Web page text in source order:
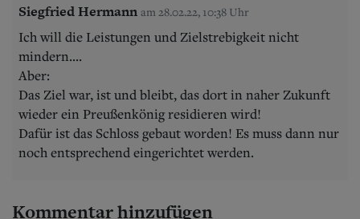
Siegfried Hermann am 28.02.22, 10:38 Uhr
Ich will die Leistungen und Zielstrebigkeit nicht
mindern....
Aber:
Das Ziel war, ist und bleibt, das dort in naher Zukunft
wieder ein Preußenkönig residieren wird!
Dafür ist das Schloss gebaut worden! Es muss dann nur
noch entsprechend eingerichtet werden.
Kommentar hinzufügen